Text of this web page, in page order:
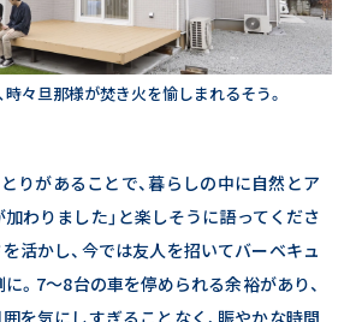
時々旦那様が焚き火を愉しまれるそう。
りがあることで、暮らしの中に自然とア
わりました」と楽しそうに語ってくださ
活かし、今では友人を招いてバーベキュ
。 7〜8台の車を停められる余裕があり、